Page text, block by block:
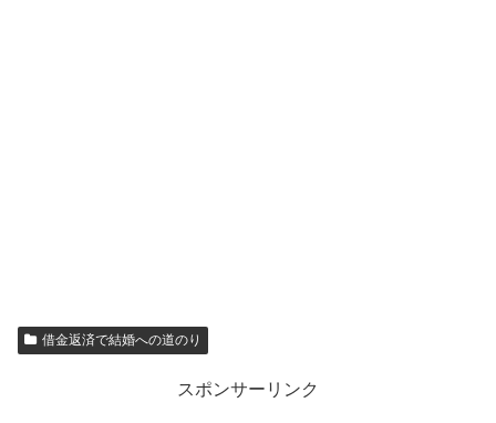
借金返済で結婚への道のり
スポンサーリンク